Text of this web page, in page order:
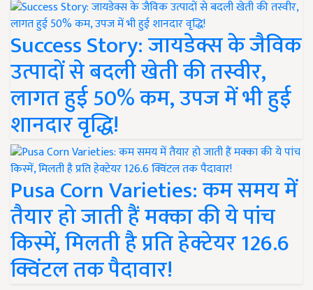
Success Story: जायडेक्स के जैविक
उत्पादों से बदली खेती की तस्वीर,
लागत हुई 50% कम, उपज में भी हुई
शानदार वृद्धि!
Pusa Corn Varieties: कम समय में
तैयार हो जाती हैं मक्का की ये पांच
किस्में, मिलती है प्रति हेक्टेयर 126.6
क्विंटल तक पैदावार!